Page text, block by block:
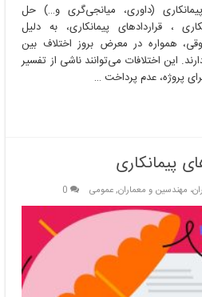
(داوری، میانجی‌گری و…) حل
، قراردادهای پیمانکاری، به دلیل
همواره در معرض بروز اختلاف بین
این اختلافات می‌توانند ناشی از تفسیر
پروژه، عدم پرداخت …
پیمانکاری
مهندسین و معماران,عمومی 0